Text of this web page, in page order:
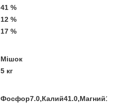
41 %
12 %
17 %
Мішок
5 кг